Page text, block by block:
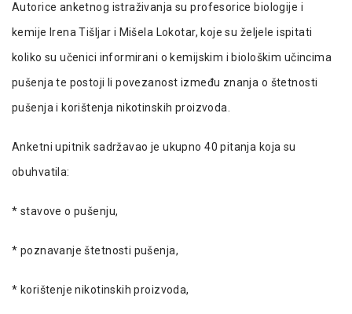
Autorice anketnog istraživanja su profesorice biologije i
kemije Irena Tišljar i Mišela Lokotar, koje su željele ispitati
koliko su učenici informirani o kemijskim i biološkim učincima
pušenja te postoji li povezanost između znanja o štetnosti
pušenja i korištenja nikotinskih proizvoda.
Anketni upitnik sadržavao je ukupno 40 pitanja koja su
obuhvatila:
* stavove o pušenju,
* poznavanje štetnosti pušenja,
* korištenje nikotinskih proizvoda,